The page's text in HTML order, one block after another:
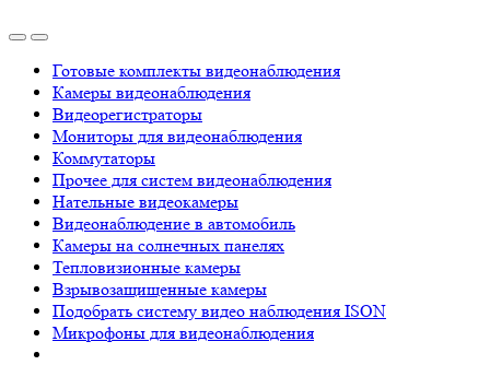
Готовые комплекты видеонаблюдения
Камеры видеонаблюдения
Видеорегистраторы
Мониторы для видеонаблюдения
Коммутаторы
Прочее для систем видеонаблюдения
Нательные видеокамеры
Видеонаблюдение в автомобиль
Камеры на солнечных панелях
Тепловизионные камеры
Взрывозащищенные камеры
Подобрать систему видео наблюдения ISON
Микрофоны для видеонаблюдения